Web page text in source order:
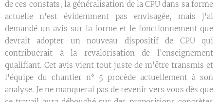
de ces constats, la généralisation de la CPU dans sa forme
actuelle n'est évidemment pas envisagée, mais j'ai
demandé un avis sur la forme et le fonctionnement que
devrait adopter un nouveau dispositif de CPU qui
contribuerait à la revalorisation de l'enseignement
qualifiant. Cet avis vient tout juste de m'être transmis et
l'équipe du chantier n° 5 procède actuellement à son
analyse. Je ne manquerai pas de revenir vers vous dès que